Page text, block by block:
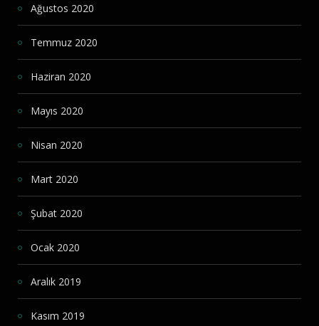
Ağustos 2020
Temmuz 2020
Haziran 2020
Mayıs 2020
Nisan 2020
Mart 2020
Şubat 2020
Ocak 2020
Aralık 2019
Kasım 2019